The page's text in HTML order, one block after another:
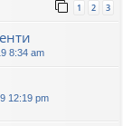
1 2 3
8:34 am
12:19 pm